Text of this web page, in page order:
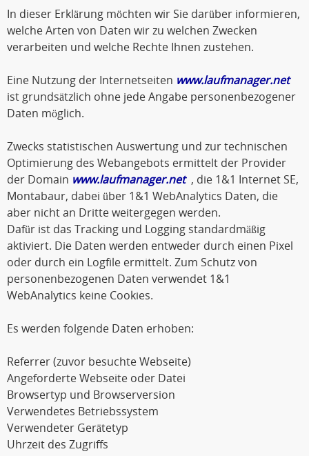
In dieser Erklärung möchten wir Sie darüber informieren,
welche Arten von Daten wir zu welchen Zwecken
verarbeiten und welche Rechte Ihnen zustehen.
Eine Nutzung der Internetseiten www.laufmanager.net
ist grundsätzlich ohne jede Angabe personenbezogener
Daten möglich.
Zwecks statistischen Auswertung und zur technischen
Optimierung des Webangebots ermittelt der Provider
der Domain www.laufmanager.net, die 1&1 Internet SE,
Montabaur, dabei über 1&1 WebAnalytics Daten, die
aber nicht an Dritte weitergegen werden.
Dafür ist das Tracking und Logging standardmäßig
aktiviert. Die Daten werden entweder durch einen Pixel
oder durch ein Logfile ermittelt. Zum Schutz von
personenbezogenen Daten verwendet 1&1
WebAnalytics keine Cookies.
Es werden folgende Daten erhoben:
Referrer (zuvor besuchte Webseite)
Angeforderte Webseite oder Datei
Browsertyp und Browserversion
Verwendetes Betriebssystem
Verwendeter Gerätetyp
Uhrzeit des Zugriffs